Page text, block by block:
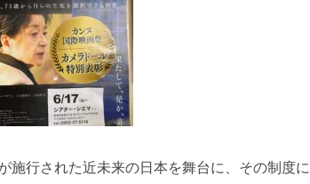
施行された近未来の日本を舞台に、その制度に